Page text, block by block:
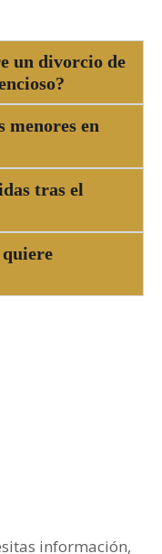
un divorcio de
menores en
tras el
quiere
información,